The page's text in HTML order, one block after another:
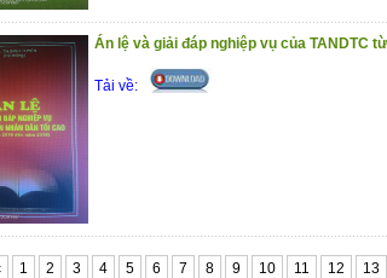
Án lệ và giải đáp nghiệp vụ của TANDTC
Tải về:
1 2 3 4 5 6 7 8 9 10 11 12 13